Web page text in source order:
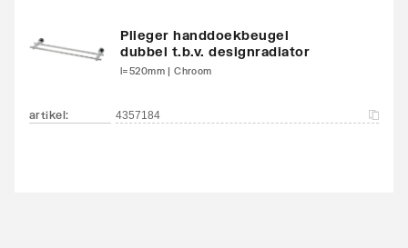
Plieger handdoekbeugel
dubbel t.b.v. designradiator
l=520mm | Chroom
artikel: 4357184